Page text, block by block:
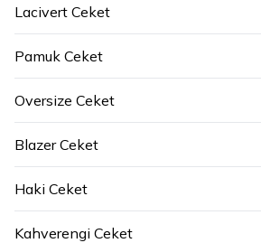
Lacivert Ceket
Pamuk Ceket
Oversize Ceket
Blazer Ceket
Haki Ceket
Kahverengi Ceket